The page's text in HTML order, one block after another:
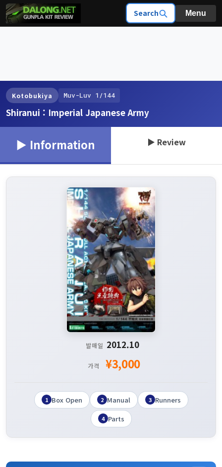
Search Menu
Kotobukiya Muv-Luv 1/144
Shiranui : Imperial Japanese Army
▶ Information ▶ Review
발매일 2012.10
가격 ¥3,000
1 Box Open 2 Manual 3 Runners
4 Parts